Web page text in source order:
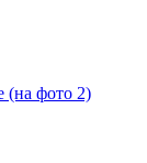
(на фото 2)